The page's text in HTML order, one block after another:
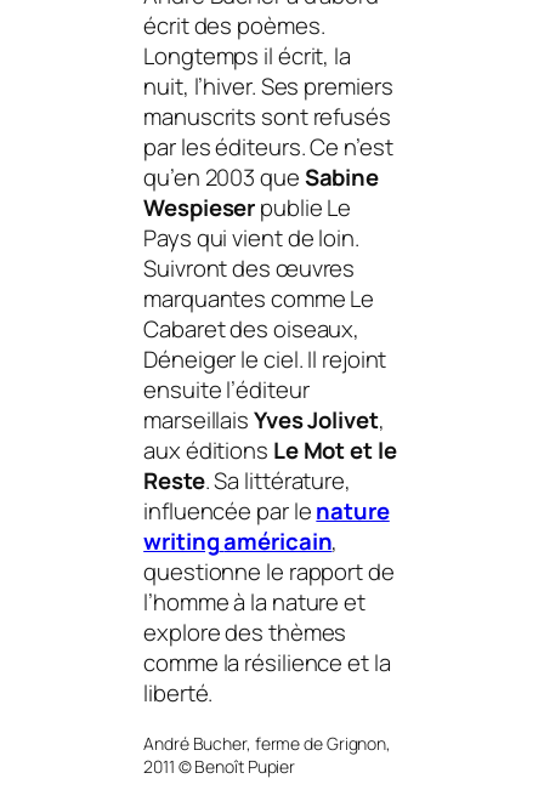
écrit des poèmes.
Longtemps il écrit, la
nuit, l’hiver. Ses premiers
manuscrits sont refusés
par les éditeurs. Ce n’est
qu’en 2003 queSabine
WespieserpublieLe
Pays qui vient de loin.
Suivront des œuvres
marquantes commeLe
Cabaret des oiseaux,
Déneiger le ciel. Il rejoint
ensuite l’éditeur
marseillaisYves Jolivet,
aux éditions Le Mot et le
Reste. Sa littérature,
influencée par lenature
writingaméricain,
questionne le rapport de
l’homme à la natureet
explore des thèmes
comme la résilience et la
liberté.
André Bucher, ferme de Grignon,
2011 © Benoît Pupier